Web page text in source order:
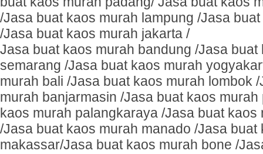
/Jasa buat kaos murah lampung /Jasa
/Jasa buat kaos murah jakarta /
Jasa buat kaos murah bandung /Jasa buat
semarang /Jasa buat kaos murah
murah bali /Jasa buat kaos murah lombok
murah banjarmasin /Jasa buat kaos
kaos murah palangkaraya /Jasa buat kaos
/Jasa buat kaos murah manado /Jasa buat
makassar/Jasa buat kaos murah bone /